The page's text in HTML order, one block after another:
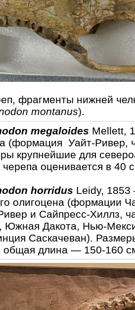
фрагменты нижней
montanus).
megaloides Mellett,
(формация Уайт-Ривер,
крупнейшие для
оценивается в 40
horridus Leidy, 1853
олигоцена (формации
и Сайпресс-Хиллз,
Южная Дакота, Нью-
Саскачеван).
общая длина — 150-160